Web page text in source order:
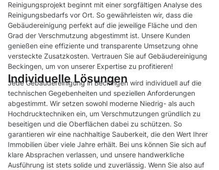
Reinigungsprojekt beginnt mit einer sorgfältigen Analyse des
Reinigungsbedarfs vor Ort. So gewährleisten wir, dass die
Gebäudereinigung perfekt auf die jeweilige Fläche und den
Grad der Verschmutzung abgestimmt ist. Unsere Kunden
genießen eine effiziente und transparente Umsetzung ohne
versteckte Zusatzkosten. Vertrauen Sie auf Gebäudereinigung
Beckingen, um von unserer Expertise zu profitieren!
Individuelle Lösungen
Jede Gebäudereinigung in Beckingen wird individuell auf die
technischen Gegebenheiten und speziellen Anforderungen
abgestimmt. Wir setzen sowohl moderne Niedrig- als auch
Hochdrucktechniken ein, um Verschmutzungen gründlich zu
beseitigen und die Oberflächen dabei zu schützen. So
garantieren wir eine nachhaltige Sauberkeit, die den Wert Ihrer
Immobilien über viele Jahre erhält. Bei uns können Sie sich auf
klare Absprachen verlassen, und unsere handwerkliche
Ausführung ist stets solide und zuverlässig. Wenn Sie also auf